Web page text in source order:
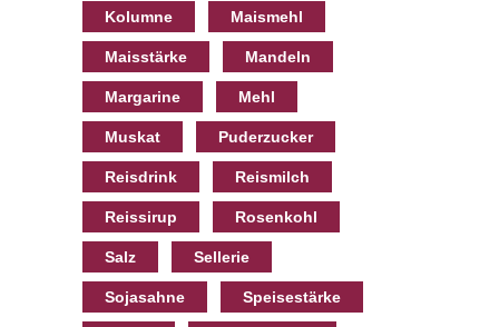
Kolumne Maismehl
Maisstärke Mandeln
Margarine Mehl
Muskat Puderzucker
Reisdrink Reismilch
Reissirup Rosenkohl
Salz Sellerie
Sojasahne Speisestärke